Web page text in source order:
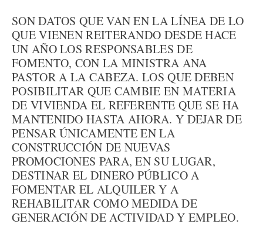
SON DATOS QUE VAN EN LA LÍNEA DE LO
QUE VIENEN REITERANDO DESDE HACE
UN AÑO LOS RESPONSABLES DE
FOMENTO, CON LA MINISTRA ANA
PASTOR A LA CABEZA. LOS QUE DEBEN
POSIBILITAR QUE CAMBIE EN MATERIA
DE VIVIENDA EL REFERENTE QUE SE HA
MANTENIDO HASTA AHORA. Y DEJAR DE
PENSAR ÚNICAMENTE EN LA
CONSTRUCCIÓN DE NUEVAS
PROMOCIONES PARA, EN SU LUGAR,
DESTINAR EL DINERO PÚBLICO A
FOMENTAR EL ALQUILER Y A
REHABILITAR COMO MEDIDA DE
GENERACIÓN DE ACTIVIDAD Y EMPLEO.